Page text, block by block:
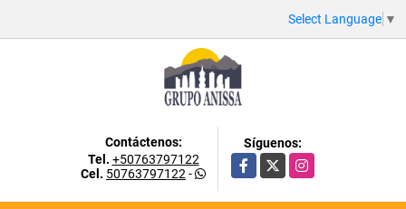
Select Language ▼
Contáctenos:
Tel. +50763797122
Cel. 50763797122 -
Síguenos:
Facebook
X Instagram